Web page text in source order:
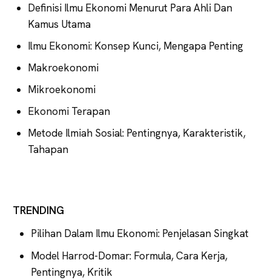
Definisi Ilmu Ekonomi Menurut Para Ahli Dan
Kamus Utama
Ilmu Ekonomi: Konsep Kunci, Mengapa Penting
Makroekonomi
Mikroekonomi
Ekonomi Terapan
Metode Ilmiah Sosial: Pentingnya, Karakteristik,
Tahapan
TRENDING
Pilihan Dalam Ilmu Ekonomi: Penjelasan Singkat
Model Harrod-Domar: Formula, Cara Kerja,
Pentingnya, Kritik